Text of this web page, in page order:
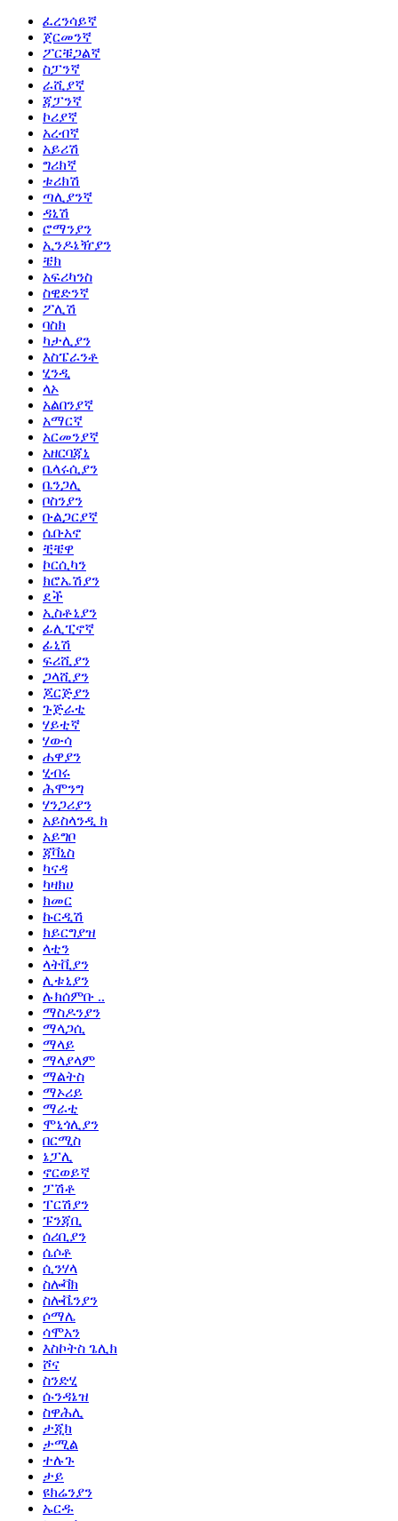
ፈረንሳይኛ
ጀርመንኛ
ፖርቹጋልኛ
ስፓንኛ
ራሺያኛ
ጃፓንኛ
ኮሪያኛ
አረብኛ
አይሪሽ
ግሪክኛ
ቱሪክሽ
ጣሊያንኛ
ዳኒሽ
ሮማንያን
ኢንዶኔዥያን
ቼክ
አፍሪካንስ
ስዊድንኛ
ፖሊሽ
ባስክ
ካታሊያን
እስፔራንቶ
ሂንዲ
ላኦ
አልበንያኛ
አማርኛ
አርመንያኛ
አዘርባጃኒ
ቤላሩሲያን
ቤንጋሊ
ቦስንያን
ቡልጋርያኛ
ሴቡአኖ
ቺቼዋ
ኮርሲካን
ክሮኤሽያን
ደች
ኢስቶኒያን
ፊሊፒኖኛ
ፊኒሽ
ፍሪሺያን
ጋላሺያን
ጆርጅያን
ጉጅራቲ
ሃይቲኛ
ሃውሳ
ሐዋያን
ሂብሩ
ሕሞንግ
ሃንጋሪያን
አይስላንዲ ክ
አይግቦ
ጃቫኒስ
ካናዳ
ካዛክሀ
ክመር
ኩርዲሽ
ክይርግያዝ
ላቲን
ላትቪያን
ሊቱኒያን
ሉክሰምቡ ..
ማስዶንያን
ማላጋሲ
ማላይ
ማላያላም
ማልትስ
ማኦሪይ
ማራቲ
ሞኒጎሊያን
በርሚስ
ኔፓሊ
ኖርወይኛ
ፓሽቶ
ፐርሽያን
ፑንጃቢ
ሰሪቢያን
ሴሶቶ
ሲንሃላ
ስሎቫክ
ስሎቬንያን
ሶማሌ
ሳሞአን
እስኮትስ ጌሊክ
ሾና
ስንድሂ
ሱንዳኔዝ
ስዋሕሊ
ታጂክ
ታሚል
ተሉጉ
ታይ
ዩክሬንያን
ኡርዱ